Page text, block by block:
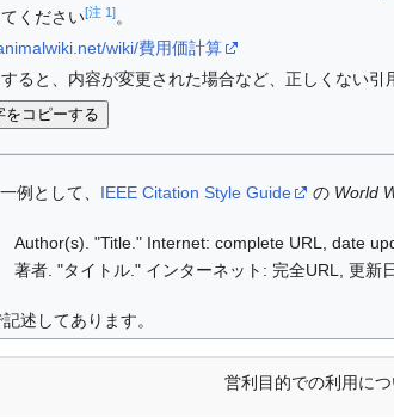
ください[注 1]。
wiki/費用価計算
ると、内容が変更された場合など、正しくない引
をコピーする
一例として、 IEEE Citation Style Guide の World
Author(s). "Title." Internet: complete URL, date
著者. "タイトル." インターネット: 完全URL, 更新
記述してあります。
営利目的での利用に